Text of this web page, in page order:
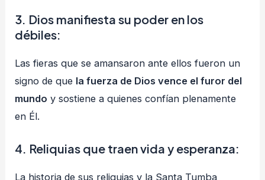
3. Dios manifiesta su poder en los
débiles:
Las fieras que se amansaron ante ellos fueron un
signo de que la fuerza de Dios vence el furor del
mundo y sostiene a quienes confían plenamente
en Él.
4. Reliquias que traen vida y esperanza:
La historia de sus reliquias y la Santa Tumba